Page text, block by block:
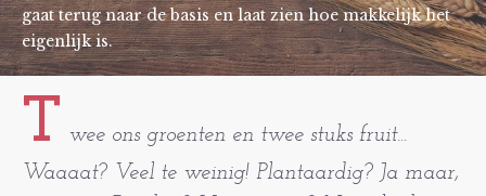
gaat terug naar de basis en laat zien hoe makkelijk het
eigenlijk is.
T wee ons groenten en twee stuks fruit...
Waaaat? Veel te weinig! Plantaardig? Ja maar,